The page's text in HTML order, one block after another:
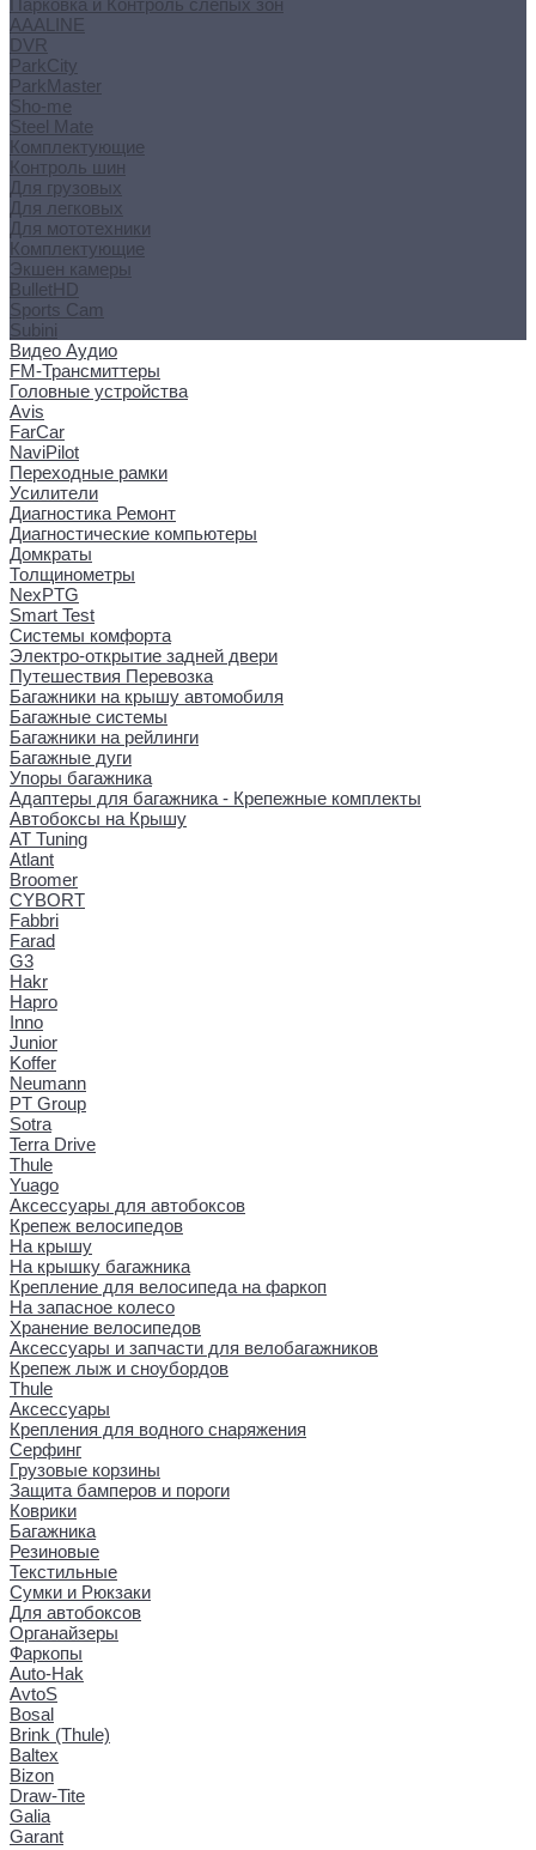
AAALINE
DVR
ParkCity
ParkMaster
Sho-me
Steel Mate
Комплектующие
Контроль шин
Для грузовых
Для легковых
Для мототехники
Комплектующие
Экшен камеры
BulletHD
Sports Cam
Subini
Видео Аудио
FM-Трансмиттеры
Головные устройства
Avis
FarCar
NaviPilot
Переходные рамки
Усилители
Диагностика Ремонт
Диагностические компьютеры
Домкраты
Толщинометры
NexPTG
Smart Test
Системы комфорта
Электро-открытие задней двери
Путешествия Перевозка
Багажники на крышу автомобиля
Багажные системы
Багажники на рейлинги
Багажные дуги
Упоры багажника
Адаптеры для багажника - Крепежные комплекты
Автобоксы на Крышу
AT Tuning
Atlant
Broomer
CYBORT
Fabbri
Farad
G3
Hakr
Hapro
Inno
Junior
Koffer
Neumann
PT Group
Sotra
Terra Drive
Thule
Yuago
Аксессуары для автобоксов
Крепеж велосипедов
На крышу
На крышку багажника
Крепление для велосипеда на фаркоп
На запасное колесо
Хранение велосипедов
Аксессуары и запчасти для велобагажников
Крепеж лыж и сноубордов
Thule
Аксессуары
Крепления для водного снаряжения
Серфинг
Грузовые корзины
Защита бамперов и пороги
Коврики
Багажника
Резиновые
Текстильные
Сумки и Рюкзаки
Для автобоксов
Органайзеры
Фаркопы
Auto-Hak
AvtoS
Bosal
Brink (Thule)
Baltex
Bizon
Draw-Tite
Galia
Garant